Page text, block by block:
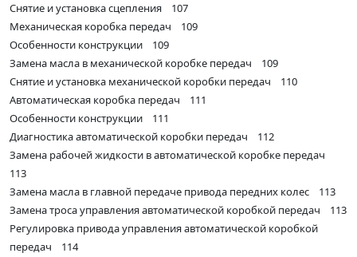
Снятие и установка сцепления 107
Механическая коробка передач 109
Особенности конструкции 109
Замена масла в механической коробке передач 109
Снятие и установка механической коробки передач 110
Автоматическая коробка передач 111
Особенности конструкции 111
Диагностика автоматической коробки передач 112
Замена рабочей жидкости в автоматической коробке передач
113
Замена масла в главной передаче привода передних колес 113
Замена троса управления автоматической коробкой передач 113
Регулировка привода управления автоматической коробкой
передач 114